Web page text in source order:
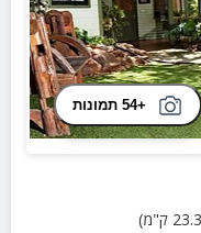
+54 תמונות